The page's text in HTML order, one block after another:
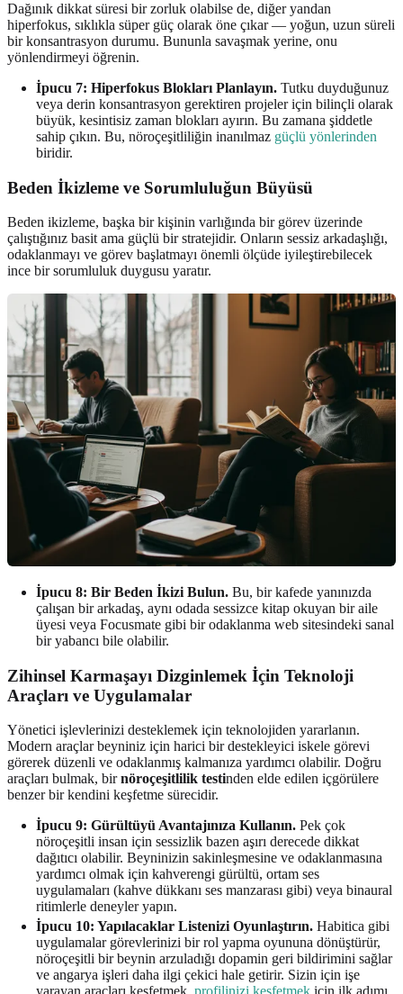
Dağınık dikkat süresi bir zorluk olabilse de, diğer yandan
hiperfokus, sıklıkla süper güç olarak öne çıkar — yoğun, uzun süreli
bir konsantrasyon durumu. Bununla savaşmak yerine, onu
yönlendirmeyi öğrenin.
İpucu 7: Hiperfokus Blokları Planlayın. Tutku duyduğunuz
veya derin konsantrasyon gerektiren projeler için bilinçli olarak
büyük, kesintisiz zaman blokları ayırın. Bu zamana şiddetle
sahip çıkın. Bu, nöroçeşitliliğin inanılmaz güçlü yönlerinden
biridir.
Beden İkizleme ve Sorumluluğun Büyüsü
Beden ikizleme, başka bir kişinin varlığında bir görev üzerinde
çalıştığınız basit ama güçlü bir stratejidir. Onların sessiz arkadaşlığı,
odaklanmayı ve görev başlatmayı önemli ölçüde iyileştirebilecek
ince bir sorumluluk duygusu yaratır.
İpucu 8: Bir Beden İkizi Bulun. Bu, bir kafede yanınızda
çalışan bir arkadaş, aynı odada sessizce kitap okuyan bir aile
üyesi veya Focusmate gibi bir odaklanma web sitesindeki sanal
bir yabancı bile olabilir.
Zihinsel Karmaşayı Dizginlemek İçin Teknoloji
Araçları ve Uygulamalar
Yönetici işlevlerinizi desteklemek için teknolojiden yararlanın.
Modern araçlar beyniniz için harici bir destekleyici iskele görevi
görerek düzenli ve odaklanmış kalmanıza yardımcı olabilir. Doğru
araçları bulmak, birnöroçeşitlilik testinden elde edilen içgörülere
benzer bir kendini keşfetme sürecidir.
İpucu 9: Gürültüyü Avantajınıza Kullanın. Pek çok
nöroçeşitli insan için sessizlik bazen aşırı derecede dikkat
dağıtıcı olabilir. Beyninizin sakinleşmesine ve odaklanmasına
yardımcı olmak için kahverengi gürültü, ortam ses
uygulamaları (kahve dükkanı ses manzarası gibi) veya binaural
ritimlerle deneyler yapın.
İpucu 10: Yapılacaklar Listenizi Oyunlaştırın. Habitica gibi
uygulamalar görevlerinizi bir rol yapma oyununa dönüştürür,
nöroçeşitli bir beynin arzuladığı dopamin geri bildirimini sağlar
ve angarya işleri daha ilgi çekici hale getirir. Sizin için işe